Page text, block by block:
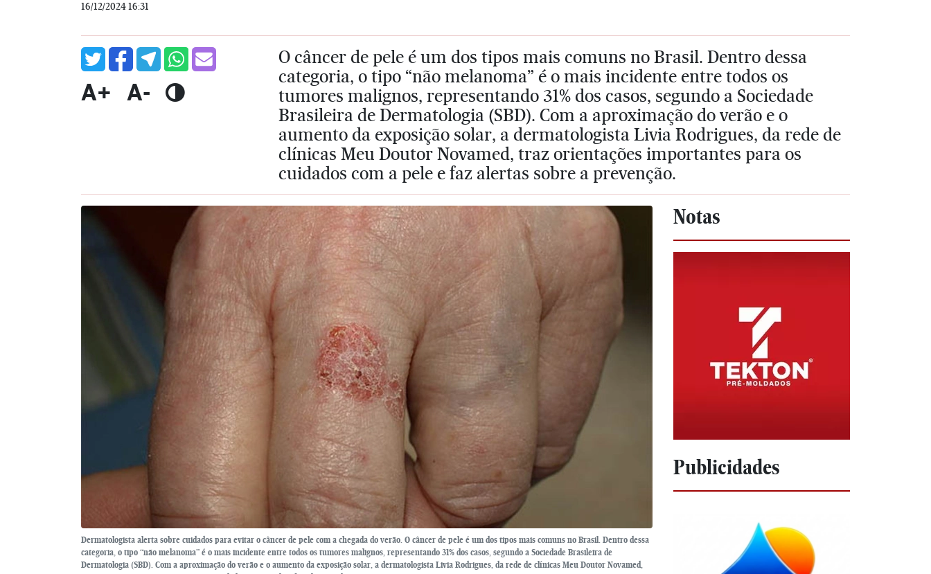
16/12/2024 16:31
A+ A-
O câncer de pele é um dos tipos mais comuns no Brasil. Dentro dessa
categoria, o tipo “não melanoma” é o mais incidente entre todos os
tumores malignos, representando 31% dos casos, segundo a Sociedade
Brasileira de Dermatologia (SBD). Com a aproximação do verão e o
aumento da exposição solar, a dermatologista Livia Rodrigues, da rede de
clínicas Meu Doutor Novamed, traz orientações importantes para os
cuidados com a pele e faz alertas sobre a prevenção.
Dermatologista alerta sobre cuidados para evitar o câncer de pele com a chegada do verão. O câncer de pele é um dos tipos mais comuns no Brasil. Dentro dessa
categoria, o tipo “não melanoma” é o mais incidente entre todos os tumores malignos, representando 31% dos casos, segundo a Sociedade Brasileira de
Dermatologia (SBD). Com a aproximação do verão e o aumento da exposição solar, a dermatologista Livia Rodrigues, da rede de clínicas Meu Doutor Novamed,
Notas
Publicidades